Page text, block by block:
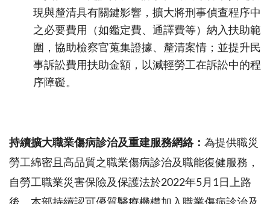
現與釐清具有關鍵影響，擴大將刑事偵查程序中
之必要費用（如鑑定費、通譯費等）納入扶助範
圍，協助檢察官蒐集證據、釐清案情；並提升民
事訴訟費用扶助金額，以減輕勞工在訴訟中的程
序障礙。
持續擴大職業傷病診治及重建服務網絡： 為提供職災
勞工綿密且高品質之職業傷病診治及職能復健服務，
自勞工職業災害保險及保護法於2022年5月1日上路